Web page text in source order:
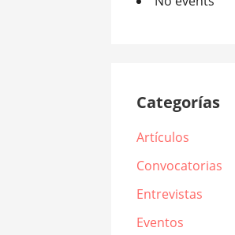
Categorías
Artículos
Convocatorias
Entrevistas
Eventos